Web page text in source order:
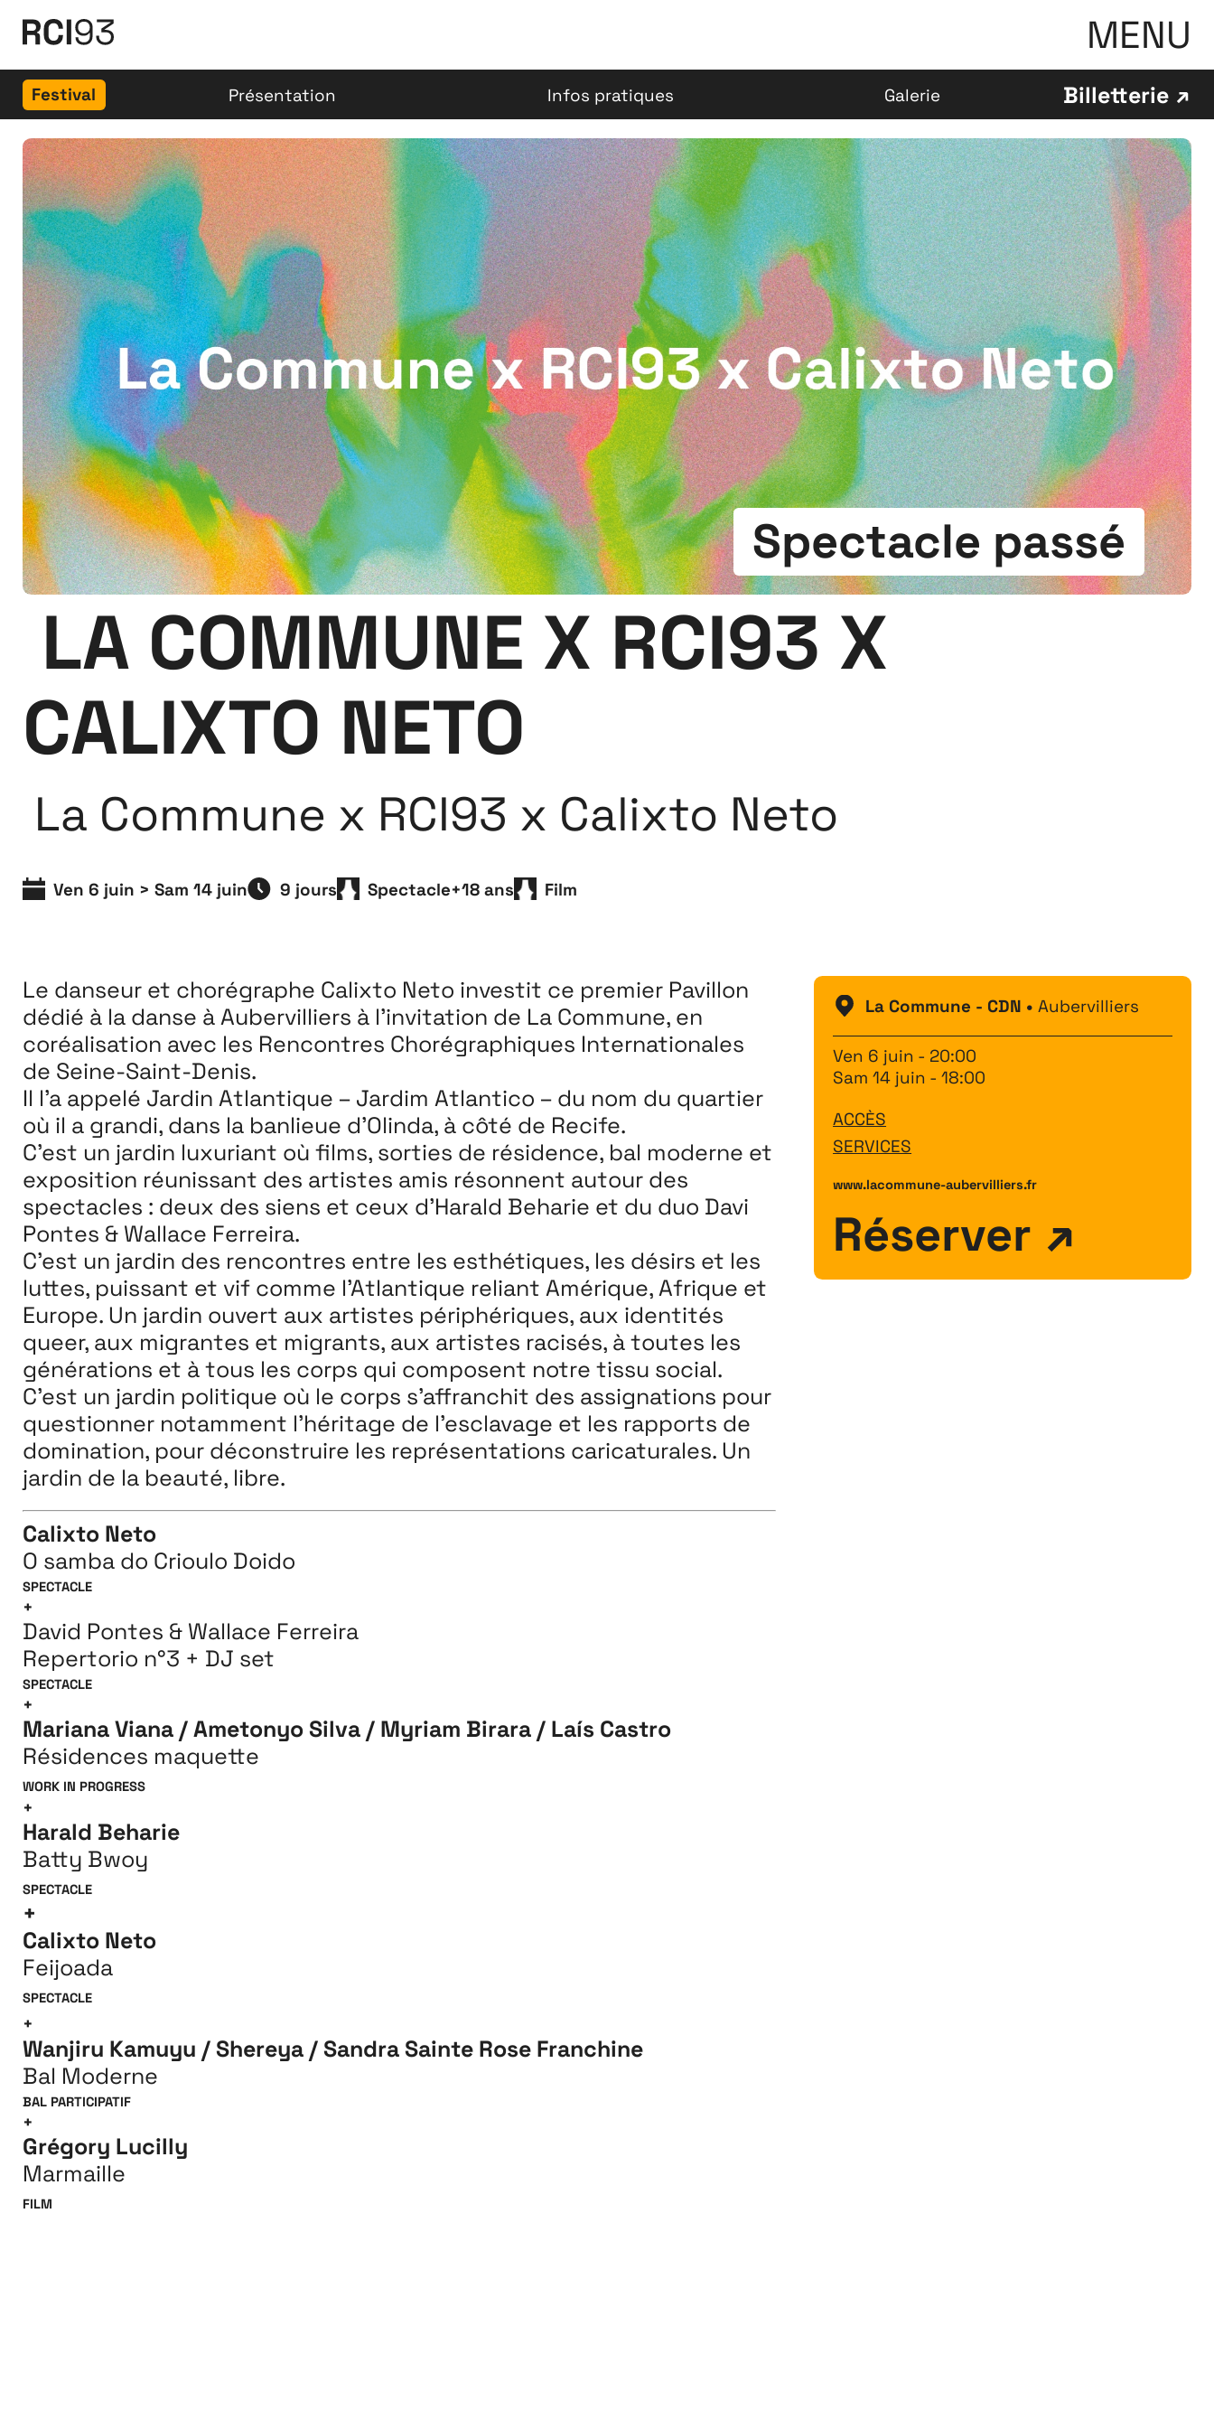
MENU
Extensions
26 JUILLET ↘ 5 SEPTEMBRE
Playground
3 ↘ 29 NOVEMBRE
Festival
Festival Présentation Infos pratiques Galerie Billetterie
Spectacle passé
LA COMMUNE X RCI93 X
CALIXTO NETO
La Commune x RCI93 x Calixto Neto
Ven 6 juin > Sam 14 juin 9 jours Spectacle+18 ans Film
Le danseur et chorégraphe Calixto Neto investit ce premier Pavillon
dédié à la danse à Aubervilliers à l’invitation de La Commune, en
coréalisation avec les Rencontres Chorégraphiques Internationales
de Seine-Saint-Denis.
Il l’a appelé Jardin Atlantique – Jardim Atlantico – du nom du quartier
où il a grandi, dans la banlieue d’Olinda, à côté de Recife.
C’est un jardin luxuriant où films, sorties de résidence, bal moderne et
exposition réunissant des artistes amis résonnent autour des
spectacles : deux des siens et ceux d’Harald Beharie et du duo Davi
Pontes & Wallace Ferreira.
C’est un jardin des rencontres entre les esthétiques, les désirs et les
luttes, puissant et vif comme l’Atlantique reliant Amérique,Afrique et
Europe. Un jardin ouvert aux artistes périphériques, aux identités
queer, aux migrantes et migrants, aux artistes racisés, à toutes les
générations et à tous les corps qui composent notre tissu social.
C’est un jardin politique où le corps s’affranchit des assignations pour
questionner notamment l’héritage de l’esclavage et les rapports de
domination, pour déconstruire les représentations caricaturales. Un
jardin de la beauté, libre.
Calixto Neto
O samba do Crioulo Doido
SPECTACLE
+
David Pontes & Wallace Ferreira
Repertorio n°3 + DJ set
SPECTACLE
+
Mariana Viana / Ametonyo Silva / Myriam Birara / Laís Castro
Résidences maquette
WORK IN PROGRESS
+
Harald Beharie
Batty Bwoy
SPECTACLE
+
Calixto Neto
Feijoada
SPECTACLE
+
Wanjiru Kamuyu / Shereya / Sandra Sainte Rose Franchine
Bal Moderne
BAL PARTICIPATIF
+
Grégory Lucilly
Marmaille
FILM
La Commune - CDN • Aubervilliers
Ven 6 juin - 20:00
Sam 14 juin - 18:00
ACCÈS
SERVICES
www.lacommune-aubervilliers.fr
Réserver